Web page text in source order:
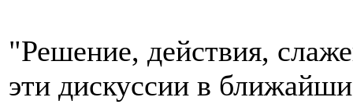
"Решение, действия,
эти дискуссии в